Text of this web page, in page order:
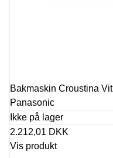
Bakmaskin Croustina Vit
Panasonic
Ikke på lager
2.212,01 DKK
Vis produkt